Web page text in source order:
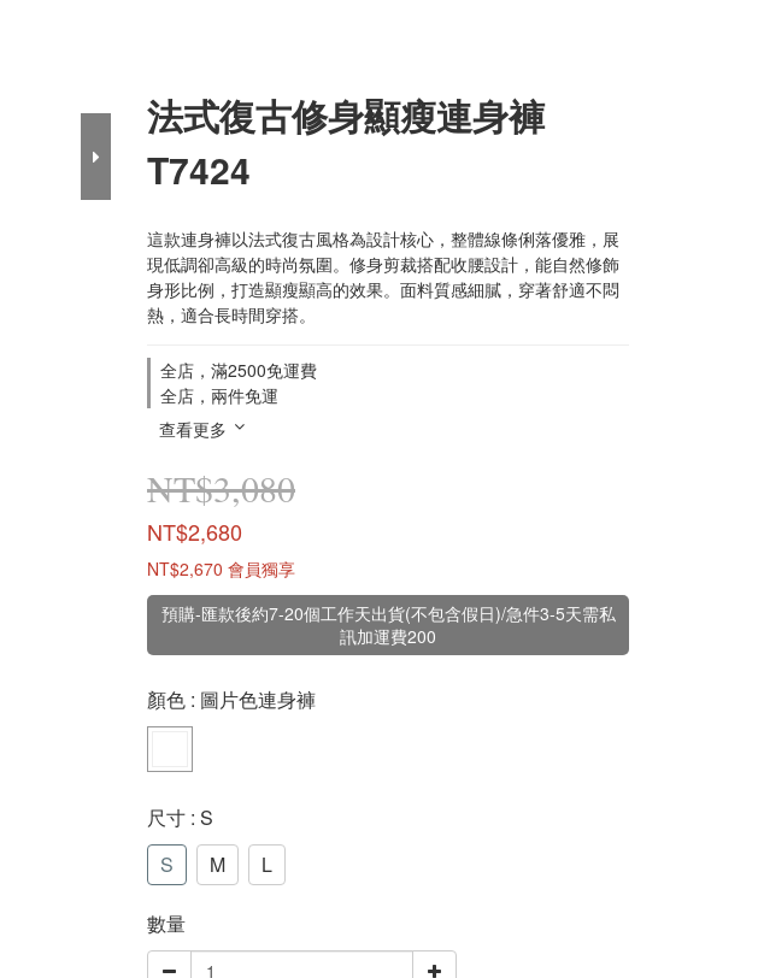
法式復古修身顯瘦連身褲
T7424
這款連身褲以法式復古風格為設計核心，整體線條俐落優雅，展
現低調卻高級的時尚氛圍。修身剪裁搭配收腰設計，能自然修飾
身形比例，打造顯瘦顯高的效果。面料質感細膩，穿著舒適不悶
熱，適合長時間穿搭。
全店，滿2500免運費
全店，兩件免運
查看更多
NT$3,080
NT$2,680
NT$2,670 會員獨享
預購-匯款後約7-20個工作天出貨(不包含假日)/急件3-5天需私
訊加運費200
顏色 : 圖片色連身褲
尺寸 : S
S
M L
數量